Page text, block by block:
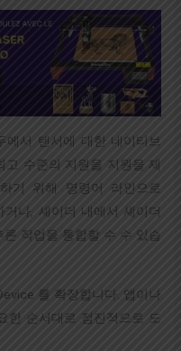
서 텐서에 대한 네이티브
수준의 지원을 지원을 제
기 위해 명령어 라인으로
나, 셰이더 내에서 셰이더
작업을 통합할 수 수 있습
를 확장합니다. 앱이나
한 순서대로 점진적으로 도